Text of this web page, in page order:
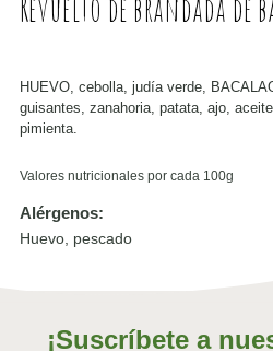
Revuelto de brandada de
HUEVO, cebolla, judía verde,
guisantes, zanahoria, patata, ajo,
pimienta.
Valores nutricionales por cada 100g
Alérgenos:
Huevo, pescado
¡Suscríbete a